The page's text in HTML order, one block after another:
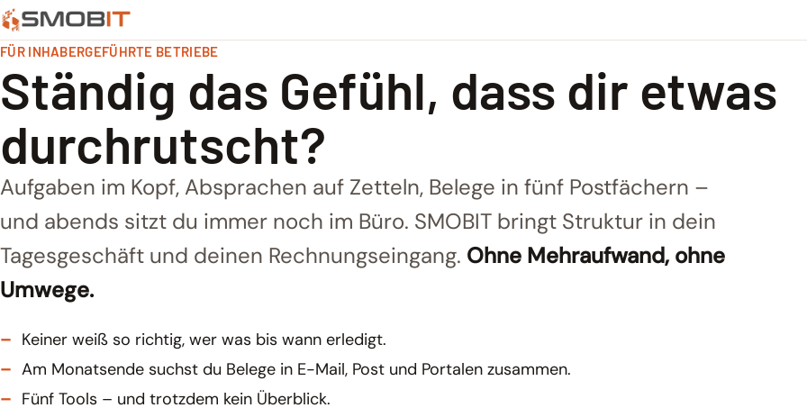
FÜR INHABERGEFÜHRTE BETRIEBE
Ständig das Gefühl, dass dir etwas
durchrutscht?
Aufgaben im Kopf, Absprachen auf Zetteln, Belege in fünf Postfächern –
und abends sitzt du immer noch im Büro. SMOBIT bringt Struktur in dein
Tagesgeschäft und deinen Rechnungseingang. Ohne Mehraufwand, ohne
Umwege.
– Keiner weiß so richtig, wer was bis wann erledigt.
– Am Monatsende suchst du Belege in E-Mail, Post und Portalen zusammen.
– Fünf Tools – und trotzdem kein Überblick.